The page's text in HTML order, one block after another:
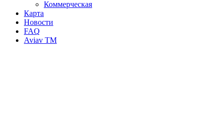
Коммерческая
Карта
Новости
FAQ
Aviav TM